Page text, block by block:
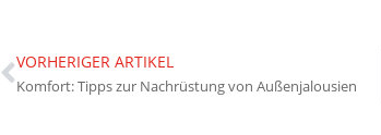
VORHERIGER ARTIKEL
Komfort: Tipps zur Nachrüstung von Außenjalousien